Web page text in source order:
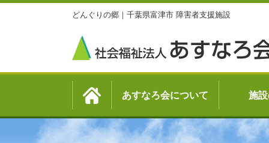
どんぐりの郷｜千葉県富津市 障害者支援施設
あすなろ会について 施